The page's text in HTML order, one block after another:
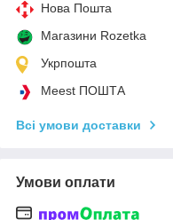
Нова Пошта
Магазини Rozetka
Укрпошта
Meest ПОШТА
Всі умови доставки
Умови оплати